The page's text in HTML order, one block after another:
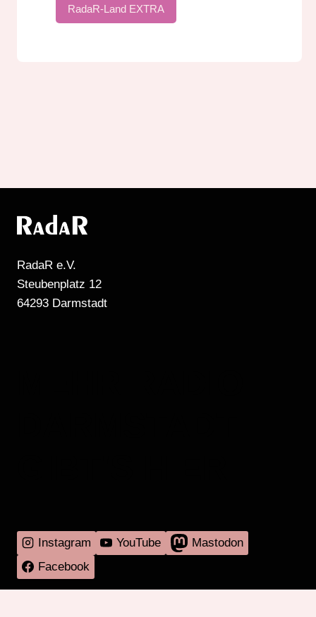
RadaR-Land EXTRA
RadaR e.V.
Steubenplatz 12
64293 Darmstadt
Instagram YouTube
Mastodon
Facebook